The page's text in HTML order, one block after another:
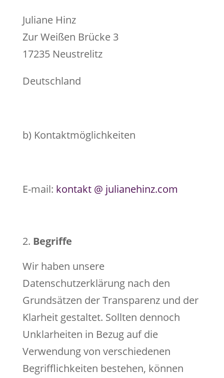
Juliane Hinz
Zur Weißen Brücke 3
17235 Neustrelitz
Deutschland
b) Kontaktmöglichkeiten
E-mail: kontakt @ julianehinz.com
Begriffe
Wir haben unsere
Datenschutzerklärung nach den
Grundsätzen der Transparenz und der
Klarheit gestaltet. Sollten dennoch
Unklarheiten in Bezug auf die
Verwendung von verschiedenen
Begrifflichkeiten bestehen, können